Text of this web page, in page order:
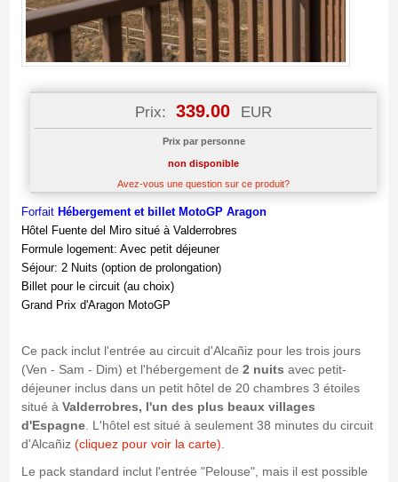
Prix: 339.00 EUR
Prix par personne
non disponible
Avez-vous une question sur ce produit?
Forfait Hébergement et billet MotoGP Aragon
Hôtel Fuente del Miro situé à Valderrobres
Formule logement: Avec petit déjeuner
Séjour: 2 Nuits (option de prolongation)
Billet pour le circuit (au choix)
Grand Prix d'Aragon MotoGP
Ce pack inclut l'entrée au circuit d'Alcañiz pour les trois jours
(Ven - Sam - Dim) et l'hébergement de 2 nuits avec petit-
déjeuner inclus dans un petit hôtel de 20 chambres 3 étoiles
situé à Valderrobres, l'un des plus beaux villages
d'Espagne. L'hôtel est situé à seulement 38 minutes du circuit
d'Alcañiz (cliquez pour voir la carte)
Le pack standard inclut l'entrée "Pelouse", mais il est possible